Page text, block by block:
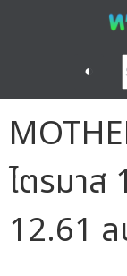
◐
ไตรมาส
12.61